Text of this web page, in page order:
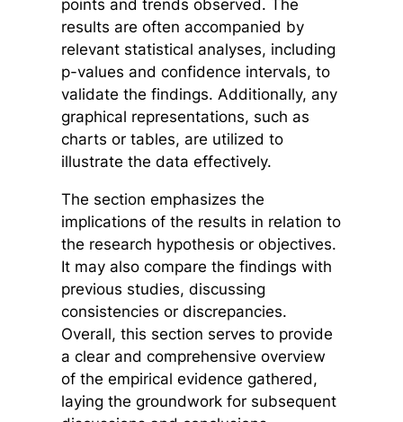
results are often accompanied by
relevant statistical analyses, including
p-values and confidence intervals, to
validate the findings. Additionally, any
graphical representations, such as
charts or tables, are utilized to
illustrate the data effectively.
The section emphasizes the
implications of the results in relation to
the research hypothesis or objectives.
It may also compare the findings with
previous studies, discussing
consistencies or discrepancies.
Overall, this section serves to provide
a clear and comprehensive overview
of the empirical evidence gathered,
laying the groundwork for subsequent